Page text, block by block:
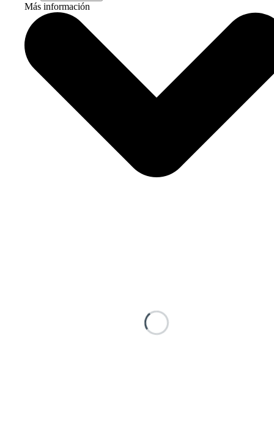
Más información